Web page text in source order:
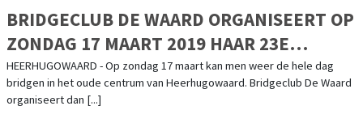
BRIDGECLUB DE WAARD ORGANISEERT OP
ZONDAG 17 MAART 2019 HAAR 23E
HORECA BRIDGE DRIVE
HEERHUGOWAARD - Op zondag 17 maart kan men weer de hele dag
bridgen in het oude centrum van Heerhugowaard. Bridgeclub De Waard
organiseert dan [...]